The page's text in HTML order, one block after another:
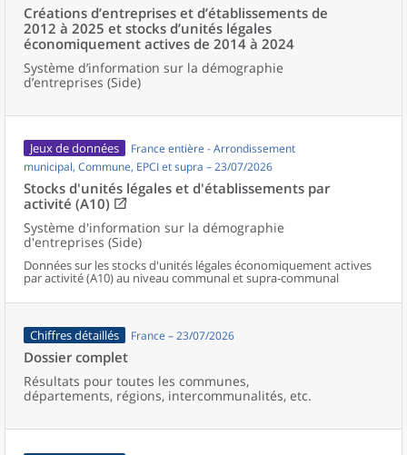
Créations d’entreprises et d’établissements de
2012 à 2025 et stocks d’unités légales
économiquement actives de 2014 à 2024
Système d’information sur la démographie
d’entreprises (Side)
Jeux de données
France entière - Arrondissement
municipal, Commune, EPCI et supra – 23/07/2026
Stocks d'unités légales et d'établissements par
activité (A10)
Système d'information sur la démographie
d'entreprises (Side)
Données sur les stocks d'unités légales économiquement actives
par activité (A10) au niveau communal et supra-communal
Chiffres détaillés France – 23/07/2026
Dossier complet
Résultats pour toutes les communes,
départements, régions, intercommunalités, etc.